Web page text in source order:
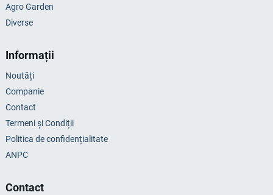
Agro Garden
Diverse
Informații
Noutăți
Companie
Contact
Termeni și Condiții
Politica de confidențialitate
ANPC
Contact